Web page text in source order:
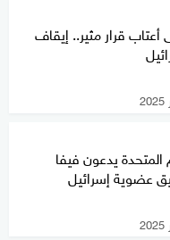
أعتاب قرار مثير.. إيقاف
المتحدة يدعون فيفا
عضوية إسرائيل